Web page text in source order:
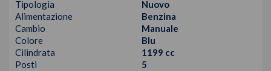
Tipologia
Nuovo
Alimentazione
Benzina
Cambio
Manuale
Colore
Blu
Cilindrata
1199 cc
Posti
5